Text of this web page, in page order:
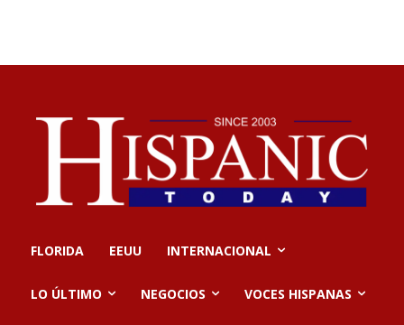
FLORIDA EEUU INTERNACIONAL
LO ÚLTIMO NEGOCIOS VOCES HISPANAS